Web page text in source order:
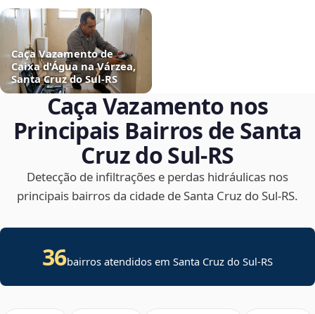
Caça Vazamento de
Caixa d'Água na Várzea,
Santa Cruz do Sul‑RS
Caça Vazamento nos
Principais Bairros de Santa
Cruz do Sul‑RS
Detecção de infiltrações e perdas hidráulicas nos
principais bairros da cidade de Santa Cruz do Sul‑RS.
36bairros atendidos em Santa Cruz do Sul-RS